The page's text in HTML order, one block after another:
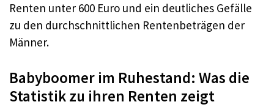
Renten unter 600 Euro und ein deutliches Gefälle
zu den durchschnittlichen Rentenbeträgen der
Männer.
Babyboomer im Ruhestand: Was die
Statistik zu ihren Renten zeigt